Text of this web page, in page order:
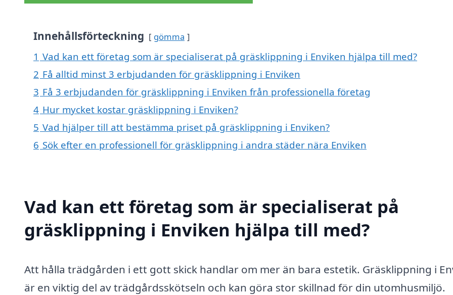
Innehållsförteckning gömma
1 Vad kan ett företag som är specialiserat på gräsklippning i Enviken hjälpa till med?
2 Få alltid minst 3 erbjudanden för gräsklippning i Enviken
3 Få 3 erbjudanden för gräsklippning i Enviken från professionella företag
4 Hur mycket kostar gräsklippning i Enviken?
5 Vad hjälper till att bestämma priset på gräsklippning i Enviken?
6 Sök efter en professionell för gräsklippning i andra städer nära Enviken
Vad kan ett företag som är specialiserat på
gräsklippning i Enviken hjälpa till med?
Att hålla trädgården i ett gott skick handlar om mer än bara estetik. Gräsklippning i
är en viktig del av trädgårdsskötseln och kan göra stor skillnad för din utomhusmiljö.